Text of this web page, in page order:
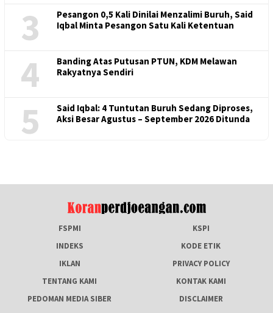
3
Pesangon 0,5 Kali Dinilai Menzalimi Buruh, Said
Iqbal Minta Pesangon Satu Kali Ketentuan
4
Banding Atas Putusan PTUN, KDM Melawan
Rakyatnya Sendiri
5
Said Iqbal: 4 Tuntutan Buruh Sedang Diproses,
Aksi Besar Agustus – September 2026 Ditunda
FSPMI
KSPI
INDEKS
KODE ETIK
IKLAN
PRIVACY POLICY
TENTANG KAMI
KONTAK KAMI
PEDOMAN MEDIA SIBER
DISCLAIMER